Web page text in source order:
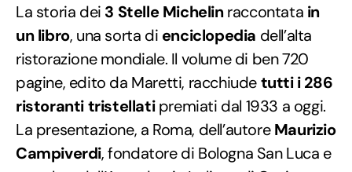
La storia dei 3 Stelle Michelinraccontata in
un libro, una sorta di enciclopedia dell’alta
ristorazione mondiale. Il volume di ben 720
pagine, edito da Maretti, racchiudetutti i 286
ristoranti tristellatipremiati dal 1933 a oggi.
La presentazione, a Roma, dell’autoreMaurizio
Campiverdi, fondatore di Bologna San Luca e